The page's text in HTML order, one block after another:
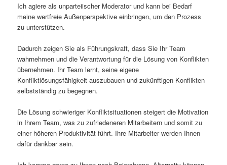
Ich agiere als unparteiischer Moderator und kann bei Bedarf
meine wertfreie Außenperspektive einbringen, um den Prozess
zu unterstützen.
Dadurch zeigen Sie als Führungskraft, dass Sie Ihr Team
wahrnehmen und die Verantwortung für die Lösung von Konflikten
übernehmen. Ihr Team lernt, seine eigene
Konfliktlösungsfähigkeit auszubauen und zukünftigen Konflikten
selbstständig zu begegnen.
Die Lösung schwieriger Konfliktsituationen steigert die Motivation
in Ihrem Team, was zu zufriedeneren Mitarbeitern und somit zu
einer höheren Produktivität führt. Ihre Mitarbeiter werden Ihnen
dafür dankbar sein.